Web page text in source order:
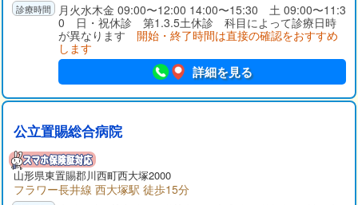
月火水木金 09:00〜12:00 14:00〜15:30 土 09:00〜11:3
0 日・祝休診 第1.3.5土休診 科目によって診療日時
が異なります 開始・終了時間は直接の確認をおすすめ
します
詳細を見る
公立置賜総合病院
山形県東置賜郡川西町西大塚2000
フラワー長井線 西大塚駅 徒歩15分